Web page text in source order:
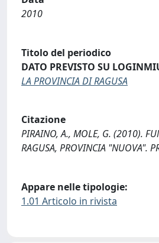
2010
Titolo del periodico
DATO PREVISTO SU
LA PROVINCIA DI RAGUSA
Citazione
PIRAINO, A., MOLE, G. (2010).
RAGUSA, PROVINCIA "NUOVA".
Appare nelle tipologie:
1.01 Articolo in rivista